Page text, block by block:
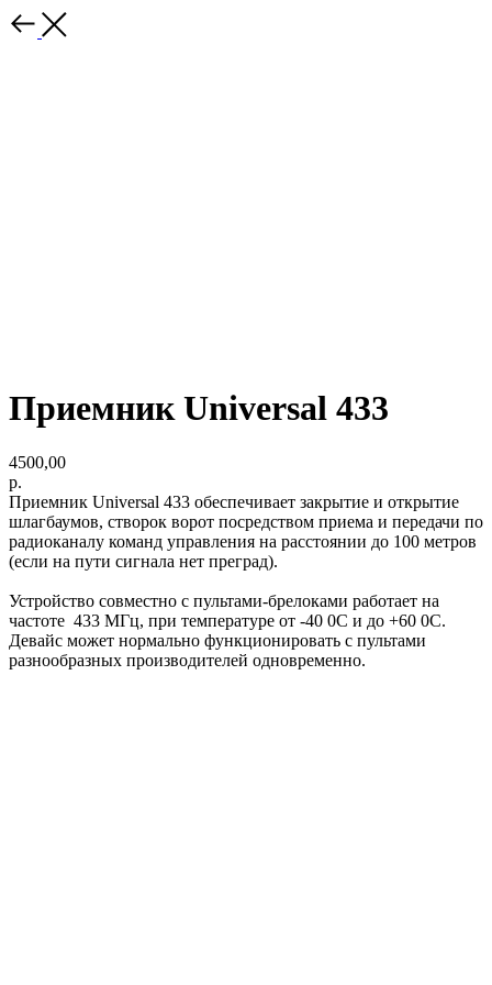
Приемник Universal 433
4500,00
р.
Приемник Universal 433 обеспечивает закрытие и открытие
шлагбаумов, створок ворот посредством приема и передачи по
радиоканалу команд управления на расстоянии до 100 метров
(если на пути сигнала нет преград).
Устройство совместно с пультами-брелоками работает на
частоте 433 МГц, при температуре от -40 0С и до +60 0С.
Девайс может нормально функционировать с пультами
разнообразных производителей одновременно.